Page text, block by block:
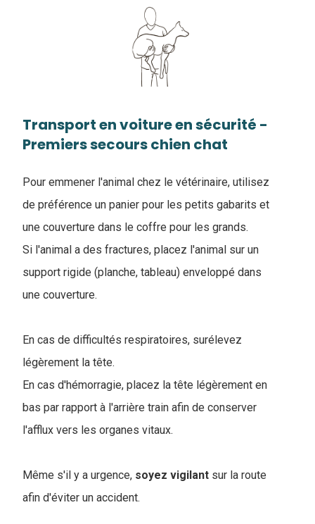
Transport en voiture en sécurité -
Premiers secours chien chat
Pour emmener l'animal chez le vétérinaire, utilisez
de préférence un panier pour les petits gabarits et
une couverture dans le coffre pour les grands.
Si l'animal a des fractures, placez l'animal sur un
support rigide (planche, tableau) enveloppé dans
une couverture.
En cas de difficultés respiratoires, surélevez
légèrement la tête.
En cas d'hémorragie, placez la tête légèrement en
bas par rapport à l'arrière train afin de conserver
l'afflux vers les organes vitaux.
Même s'il y a urgence, soyez vigilant sur la route
afin d'éviter un accident.